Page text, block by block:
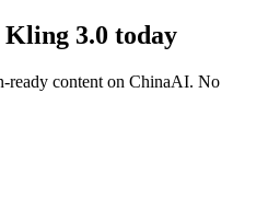
3.0 today
ready content on ChinaAI. No